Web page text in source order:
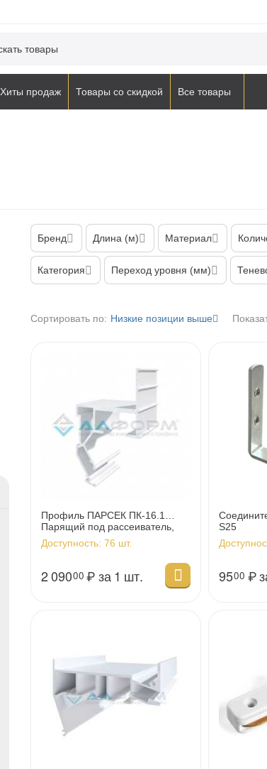
Хиты продаж Товары со скидкой Все товары
Бренд Длина (м) Материал
Категория Переход уровня (мм)
Сортировать по: Низкие позиции выше
Профиль ПАРСЕК ПК-16.1
Парящий под рассеиватель,
2.5м, белый матовый
Доступность: 76 шт.
2 09000 ₽за 1 шт.
S25
9500 ₽